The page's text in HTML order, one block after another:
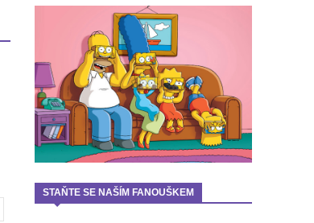
STAŇTE SE NAŠÍM FANOUŠKEM